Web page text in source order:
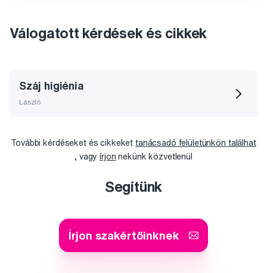
Válogatott kérdések és cikkek
Száj higiénia
László
További kérdéseket és cikkeket tanácsadó felületünkön találhat
, vagyírjon nekünk közvetlenül
Segítünk
Írjon szakértőinknek